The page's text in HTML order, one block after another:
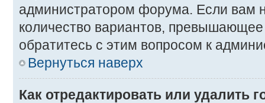
администратором форума. Если вам
количество вариантов, превышающее
обратитесь с этим вопросом к
Вернуться наверх
Как отредактировать или удалить